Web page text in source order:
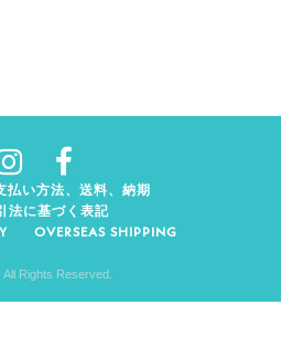
払い方法、送料、納期
法に基づく表記
OVERSEAS SHIPPING
Rights Reserved.